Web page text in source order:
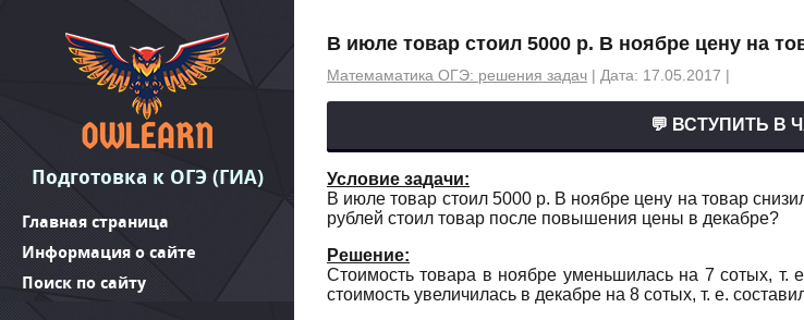
Подготовка к ОГЭ (ГИА)
Главная страница
Информация о сайте
Поиск по сайту
В июле товар стоил 5000 р. В ноябре цену на
Матемаматика ОГЭ: решения задач | Дата: 17.05.2017 |
💬 ВСТУПИТЬ В
Условие задачи:
В июле товар стоил 5000 р. В ноябре цену на товар
рублей стоил товар после повышения цены в декабре?
Решение:
Стоимость товара в ноябре уменьшилась на 7 сотых, т.
стоимость увеличилась в декабре на 8 сотых, т. е.